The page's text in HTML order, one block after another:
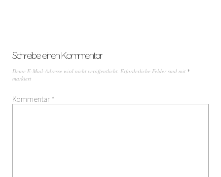
Schreibe einen Kommentar
Deine E-Mail-Adresse wird nicht veröffentlicht. Erforderliche Felder sind mit *
markiert
Kommentar *